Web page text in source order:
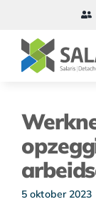
inhoud
5 oktober 2023